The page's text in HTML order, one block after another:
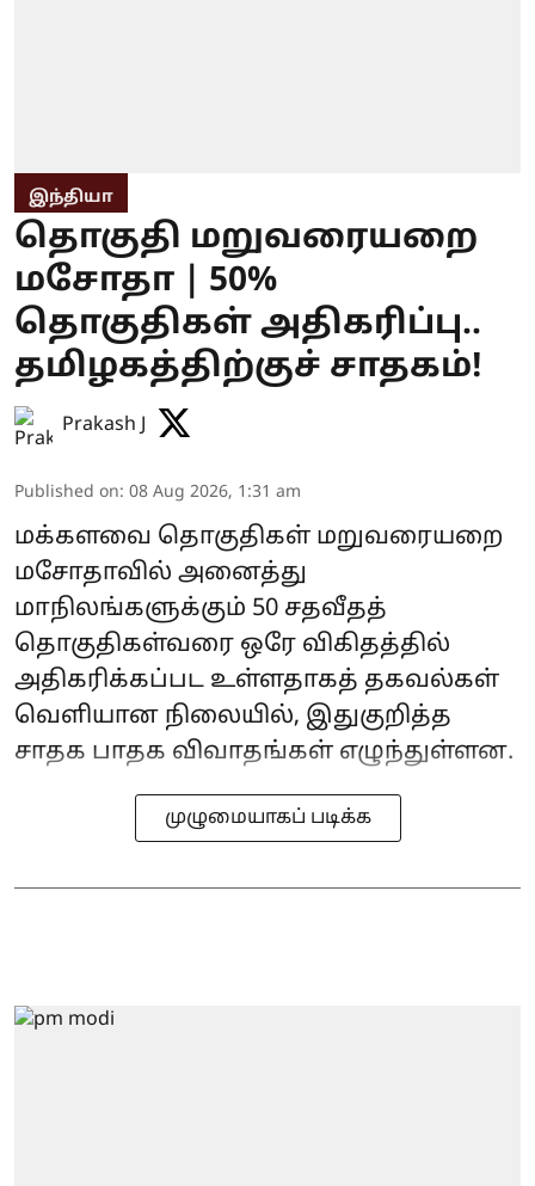
இந்தியா
தொகுதி மறுவரையறை
மசோதா | 50%
தொகுதிகள் அதிகரிப்பு..
தமிழகத்திற்குச் சாதகம்!
Prakash J
Published on: 08 Aug 2026, 1:31 am
மக்களவை தொகுதிகள் மறுவரையறை
மசோதாவில் அனைத்து
மாநிலங்களுக்கும் 50 சதவீதத்
தொகுதிகள்வரை ஒரே விகிதத்தில்
அதிகரிக்கப்பட உள்ளதாகத் தகவல்கள்
வெளியான நிலையில், இதுகுறித்த
சாதக பாதக விவாதங்கள் எழுந்துள்ளன.
முழுமையாகப் படிக்க